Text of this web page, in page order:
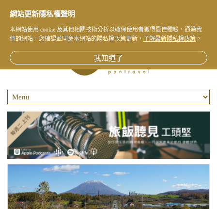
網站更新隱私權聲明
本網站使用 cookie 及其他相關技術分析以確保使用者獲得最佳體驗，通過我
們的網站，您確認並同意本網站的隱私權政策更新，
了解最新隱私權政策 。
我知道了